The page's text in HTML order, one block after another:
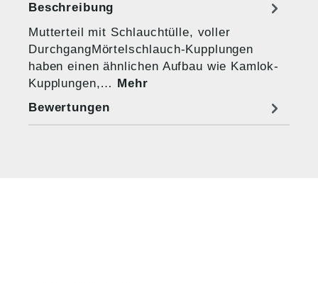
Beschreibung
Mutterteil mit Schlauchtülle, voller
DurchgangMörtelschlauch-Kupplungen
haben einen ähnlichen Aufbau wie Kamlok-
Kupplungen,… Mehr
Bewertungen